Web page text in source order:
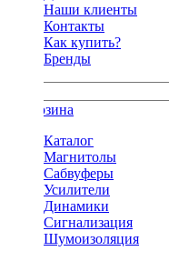
Наши клиенты
Контакты
Как купить?
Бренды
Каталог
Магнитолы
Сабвуферы
Усилители
Динамики
Сигнализация
Шумоизоляция